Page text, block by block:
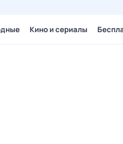
Кино и сериалы